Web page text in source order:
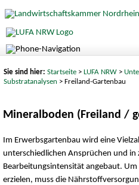
Sie sind hier:Startseite >LUFA NRW >
Substratanalysen > Freiland-Gartenbau
Mineralboden (Freiland /
Im Erwerbsgartenbau wird eine
unterschiedlichen Ansprüchen und in
Bearbeitungsintensität angebaut.
erzielen, muss die